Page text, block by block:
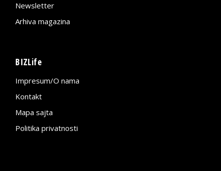
Newsletter
Arhiva magazina
BIZLife
Impresum/O nama
Kontakt
Mapa sajta
Politika privatnosti